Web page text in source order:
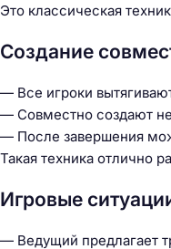
Это классическая
Создание
— Все игроки
— Совместно создают
— После завершения
Такая техника отлично
Игровые
— Ведущий предлагает